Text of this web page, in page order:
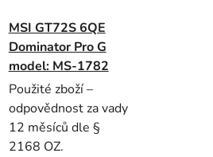
MSI GT72S 6QE
Dominator Pro G
model: MS-1782
Použité zboží –
odpovědnost za vady
12 měsíců dle §
2168 OZ.